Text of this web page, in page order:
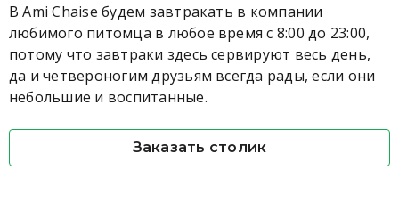
В Ami Chaise будем завтракать в компании
любимого питомца в любое время с 8:00 до 23:00,
потому что завтраки здесь сервируют весь день,
да и четвероногим друзьям всегда рады, если они
небольшие и воспитанные.
Заказать столик